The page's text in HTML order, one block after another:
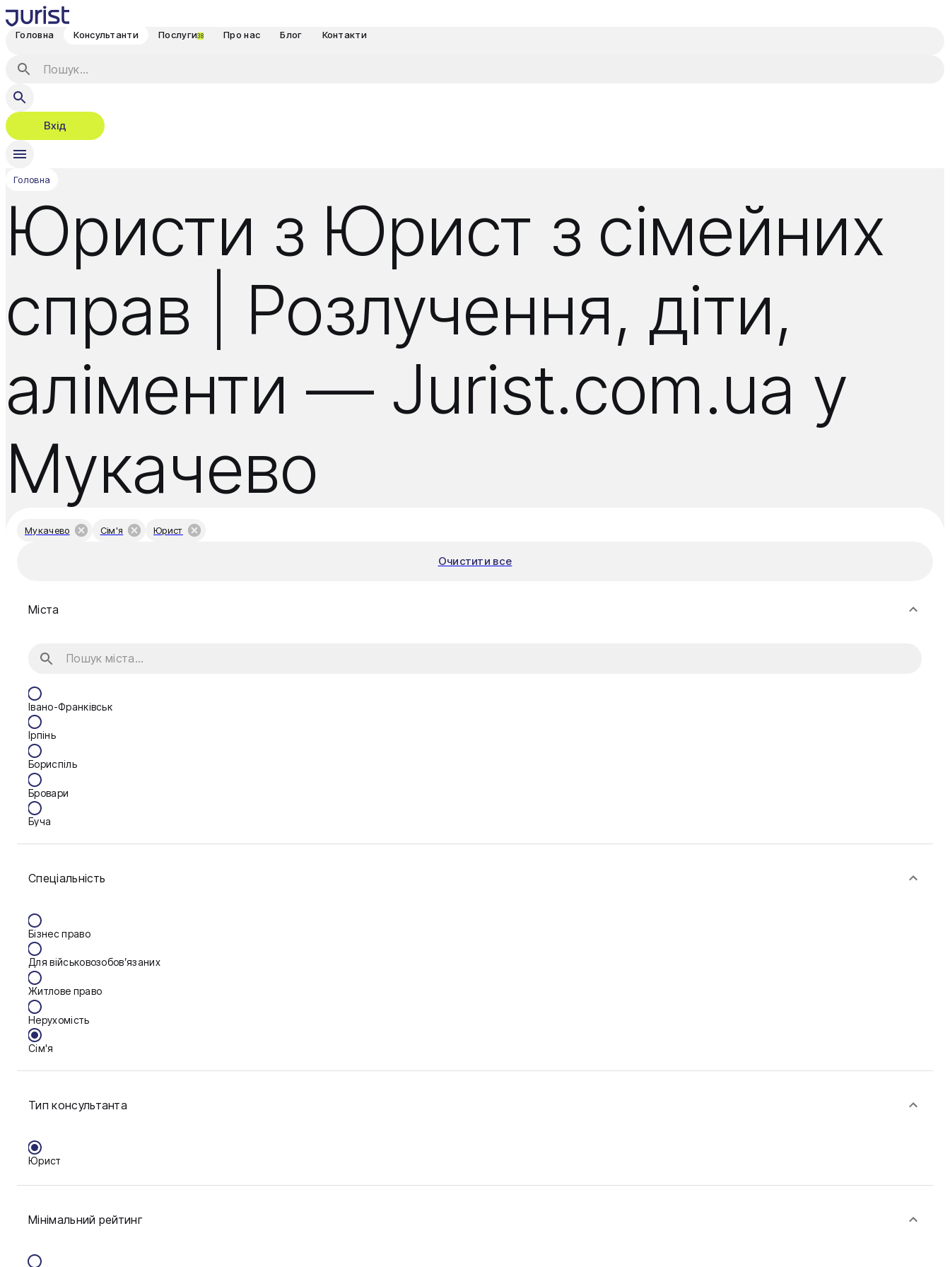
Головна Консультанти Послуги38 Про нас Блог Контакти
Вхід
Головна
Юристи з Юрист з сімейних
справ | Розлучення, діти,
аліменти — Jurist.com.ua у
Мукачево
Мукачево Сім'я Юрист
Очистити все
Міста
Івано-Франківськ
Ірпінь
Бориспіль
Бровари
Буча
Васильків
Запоріжжя
Калуш
Кам'янське
Краматорськ
Кременчук
Луцьк
Нікополь
Павлоград
Полтава
Спеціальність
Бізнес право
Для військовозобов’язаних
Житлове право
Нерухомість
Сім'я
Тип консультанта
Юрист
Мінімальний рейтинг